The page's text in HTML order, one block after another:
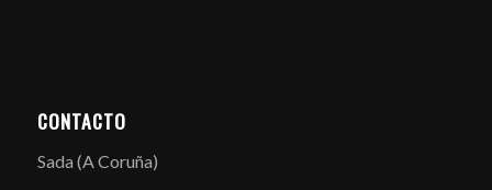
CONTACTO
Sada (A Coruña)